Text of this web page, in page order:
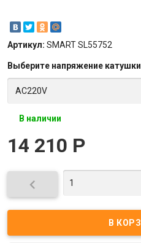
Артикул: SMART SL55752
Выберите напряжение катушки
В наличии
14 210 Р
